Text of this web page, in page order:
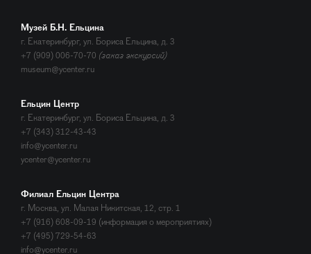
Музей Б.Н. Ельцина
г. Екатеринбург, ул. Бориса Ельцина, д. 3
+7 (909) 006-70-70 (заказ экскурсий)
museum@ycenter.ru
Ельцин Центр
г. Екатеринбург, ул. Бориса Ельцина, д. 3
+7 (343) 312-43-43
info@ycenter.ru
ycenter@ycenter.ru
Филиал Ельцин Центра
г. Москва, ул. Малая Никитская, 12, стр. 1
+7 (916) 608-09-19 (информация о мероприятиях)
+7 (495) 729-54-63
info@ycenter.ru